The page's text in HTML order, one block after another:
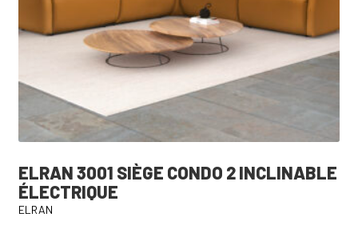
ELRAN 3001 SIÈGE CONDO 2 INCLINABLE
ÉLECTRIQUE
ELRAN